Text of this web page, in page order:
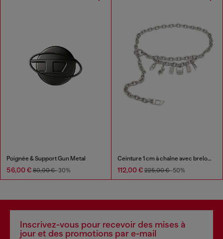
Poignée & Support Gun Metal
56,00 € 80,00 €-30%
Ceinture 1 cm à chaîne avec breloque en cristal
112,00 € 225,00 €-50%
Inscrivez-vous pour recevoir des mises à
jour et des promotions par e-mail